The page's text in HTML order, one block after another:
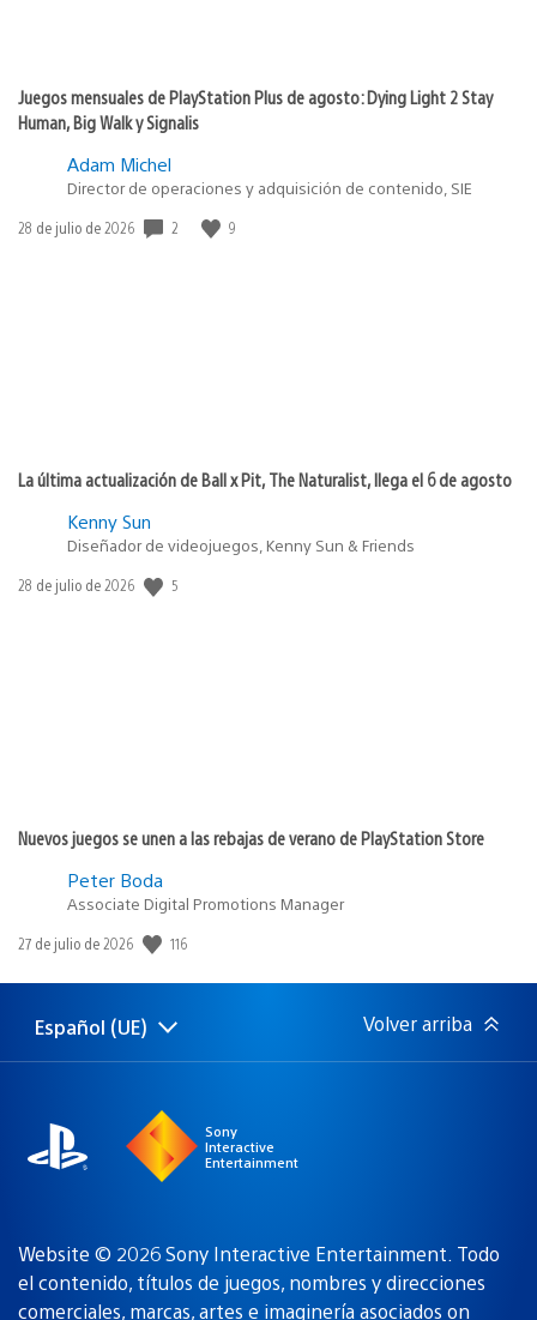
Juegos mensuales de PlayStation Plus de agosto: Dying Light 2 Stay
Human, Big Walk y Signalis
Adam Michel
Director de operaciones y adquisición de contenido, SIE
Fecha
28 de julio de 2026 2 9
La última actualización de Ball x Pit, The Naturalist, llega el 6 de agosto
Kenny Sun
Diseñador de videojuegos, Kenny Sun & Friends
Fecha
28 de julio de 2026 5
Nuevos juegos se unen a las rebajas de verano de PlayStation Store
Peter Boda
Associate Digital Promotions Manager
Fecha
publicación:
27 de julio de 2026 116
Selecciona
una
Región
actual:
Español (UE) Volver arriba
Sony
Interactive
Entertainment
Website © 2026 Sony Interactive Entertainment. Todo
el contenido, títulos de juegos, nombres y direcciones
comerciales, marcas, artes e imaginería asociados on